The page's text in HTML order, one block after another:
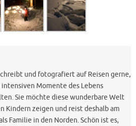
und fotografiert auf Reisen gerne,
intensiven Momente des Lebens
Sie möchte diese wunderbare Welt
Kindern zeigen und reist deshalb am
Familie in den Norden. Schön ist es,